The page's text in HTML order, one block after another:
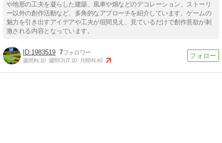
や地形の工夫を凝らした建築、風車や畑などのデコレーション、ストーリ
ー以外の創作活動など、多角的なアプローチを紹介しています。ゲームの
魅力を引き出すアイデアや工夫が垣間見え、見ているだけで創作意欲が刺
激される内容となっています。
1983519 7
週間IN:10 週間OUT:10 月間IN:40